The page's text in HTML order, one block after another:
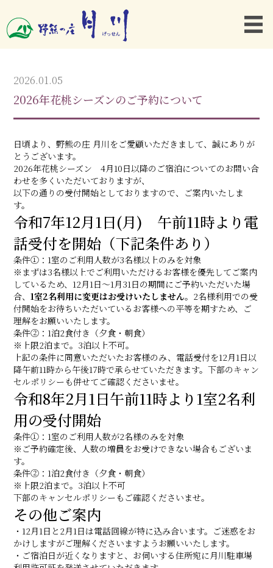
2026年花桃シーズンのご予約について
2026.01.05
日頃より、野熊の庄 月川をご愛顧いただきまして、誠にありが
とうございます。
2026年花桃シーズン 4月10日以降のご宿泊についてのお問い合
わせを多くいただいておりますが、
以下の通りの受付開始としておりますので、ご案内いたしま
す。
令和7年12月1日(月) 午前11時より電
話受付を開始（下記条件あり）
条件①：1室のご利用人数が3名様以上のみを対象
※まずは3名様以上でご利用いただけるお客様を優先してご案内
しているため、12月1日～1月31日の期間にご予約いただいた場
合、1室2名利用に変更はお受けいたしません。2名様利用での受
付開始をお待ちいただいているお客様への平等を期すため、ご
理解をお願いいたします。
条件②：1泊2食付き（夕食・朝食）
※上限2泊まで。3泊以上不可。
上記の条件に同意いただいたお客様のみ、電話受付を12月1日以
降午前11時から午後17時で承らせていただきます。下部のキャン
セルポリシーも併せてご確認くださいませ。
令和8年2月1日午前11時より1室2名利
用の受付開始
条件①：1室のご利用人数が2名様のみを対象
※ご予約確定後、人数の増員をお受けできない場合もございま
す。
条件②：1泊2食付き（夕食・朝食）
※上限2泊まで。3泊以上不可
下部のキャンセルポリシーもご確認くださいませ。
その他ご案内
・12月1日と2月1日は電話回線が特に込み合います。ご迷惑をお
かけしますがご理解くださいますようお願いいたします。
・ご宿泊日が近くなりますと、お伺いする住所宛に月川駐車場